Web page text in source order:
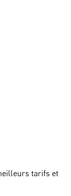
tarifs et